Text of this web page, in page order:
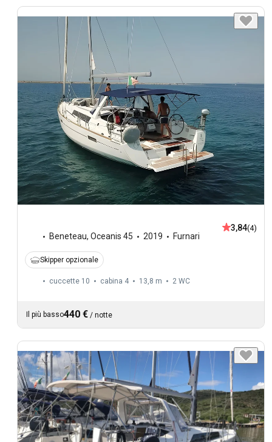
Beneteau, Oceanis 45 2019 Furnari
3,84(4)
Skipper opzionale
cuccette 10 cabina 4 13,8 m 2 WC
Il più basso440 € / notte